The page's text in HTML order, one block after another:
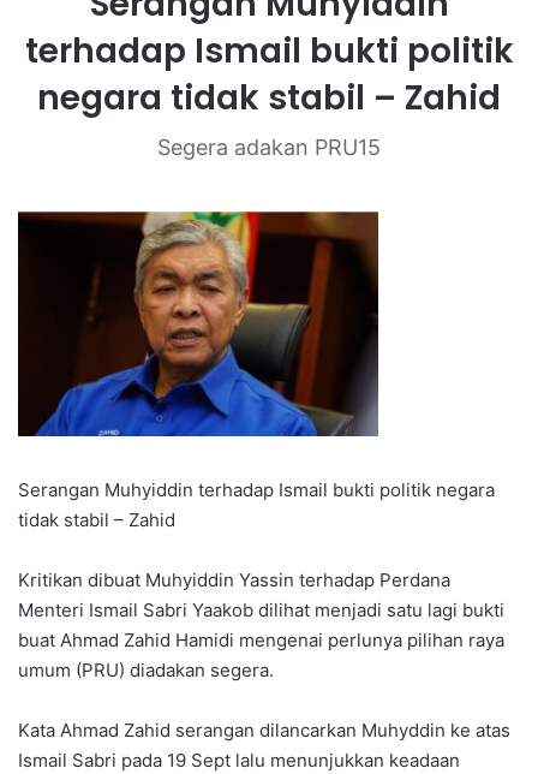
terhadap Ismail bukti politik
negara tidak stabil – Zahid
Segera adakan PRU15
Serangan Muhyiddin terhadap Ismail bukti politik negara
tidak stabil – Zahid
Kritikan dibuat Muhyiddin Yassin terhadap Perdana
Menteri Ismail Sabri Yaakob dilihat menjadi satu lagi bukti
buat Ahmad Zahid Hamidi mengenai perlunya pilihan raya
umum (PRU) diadakan segera.
Kata Ahmad Zahid serangan dilancarkan Muhyddin ke atas
Ismail Sabri pada 19 Sept lalu menunjukkan keadaan